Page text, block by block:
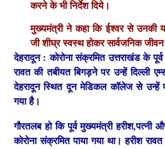
करने के भी निर्देश दिये।
मुख्यमंत्री ने कहा कि ईश्वर से उनकी
जी शीघ्र स्वस्थ होकर सार्वजनिक
देहरादून : कोरोना संक्रमित उत्तराखंड के
रावत की तबीयत बिगड़ने पर उन्हें दिल्ली
देहरादून स्थित दून मेडिकल कॉलेज से उन्हें
गया है।
गौरतलब हो कि पूर्व मुख्यमंत्री हरीश,पत्नी
कोरोना संक्रमित पाया गया था। हरीश